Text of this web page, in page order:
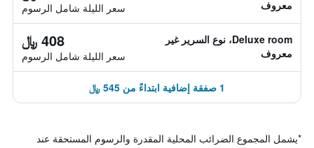
معروف
سعر الليلة شامل الرسوم
Deluxe room، نوع السرير غير
معروف
408 ﷼
سعر الليلة شامل الرسوم
1 صفقة إضافية ابتداءً من 545 ﷼
*يشمل المجموع الضرائب المحلية المقدرة والرسوم المستحقة عند